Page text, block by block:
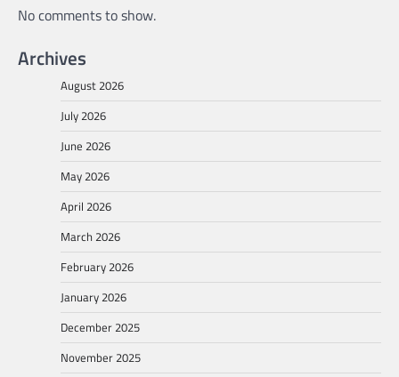
No comments to show.
Archives
August 2026
July 2026
June 2026
May 2026
April 2026
March 2026
February 2026
January 2026
December 2025
November 2025